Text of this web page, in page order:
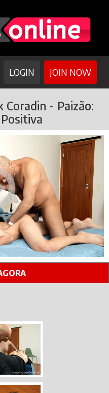
JOIN NOW
LOGIN
Coradin - Paizão: